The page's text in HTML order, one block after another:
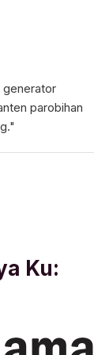
generator
parobihan
Ku: